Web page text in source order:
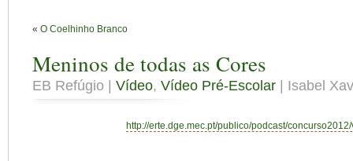
« O Coelhinho Branco
Meninos de todas as Cores
EB Refúgio | Vídeo, Vídeo Pré-Escolar | Isabel
http://erte.dge.mec.pt/publico/podcast/